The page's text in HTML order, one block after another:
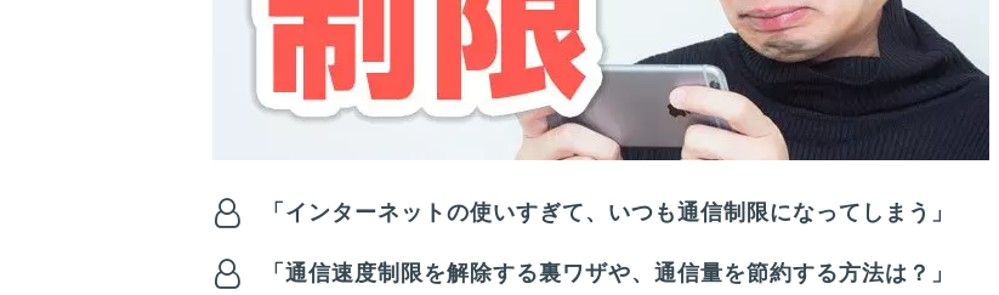
「インターネットの使いすぎて、いつも通信制限になってしまう」
「通信速度制限を解除する裏ワザや、通信量を節約する方法は？」